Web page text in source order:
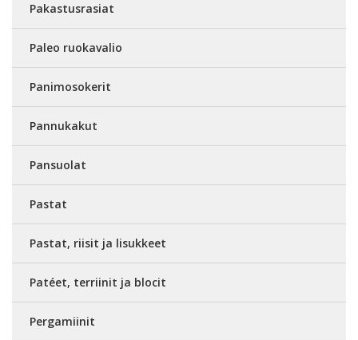
Pakastusrasiat
Paleo ruokavalio
Panimosokerit
Pannukakut
Pansuolat
Pastat
Pastat, riisit ja lisukkeet
Patéet, terriinit ja blocit
Pergamiinit